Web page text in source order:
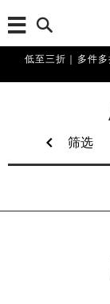
低至三折｜多件
筛选